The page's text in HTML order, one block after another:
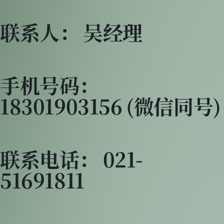
联系人： 吴经理
手机号码：
18301903156 (微信同号)
联系电话： 021-
51691811